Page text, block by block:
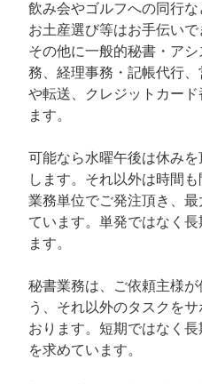
飲み会やゴルフへの同行な
お土産選び等はお手伝いで
その他に一般的秘書・ア
務、経理事務・記帳代行
や転送、クレジットカー
ます。
可能なら水曜午後は休み
します。それ以外は時間
業務単位でご発注頂き、
ています。単発ではなく
ます。
秘書業務は、ご依頼主様
う、それ以外のタスクを
おります。短期ではなく
を求めています。